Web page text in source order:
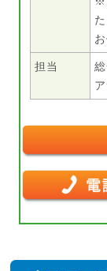
担当